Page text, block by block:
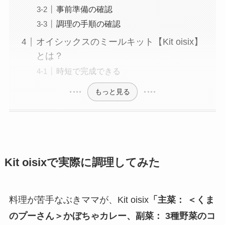
事前準備の確認
調理の手順の確認
オイシックスのミールキット【Kit oisix】
とは？
時短で完成できる
もっと見る
Kit oisixで実際に調理してみた
料理が苦手なぶきママが、Kit oisix「 主菜： ＜くま
のプーさん＞かぼちゃカレー、 副菜： 3種野菜のコ